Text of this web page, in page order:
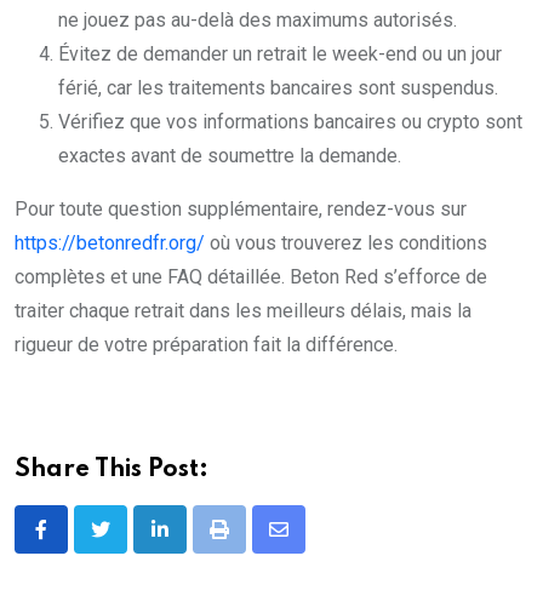
ne jouez pas au-delà des maximums autorisés.
Évitez de demander un retrait le week-end ou un jour
férié, car les traitements bancaires sont suspendus.
Vérifiez que vos informations bancaires ou crypto sont
exactes avant de soumettre la demande.
Pour toute question supplémentaire, rendez-vous sur
https://betonredfr.org/ où vous trouverez les conditions
complètes et une FAQ détaillée. Beton Red s’efforce de
traiter chaque retrait dans les meilleurs délais, mais la
rigueur de votre préparation fait la différence.
Share This Post:
LinkedInPrint
Share